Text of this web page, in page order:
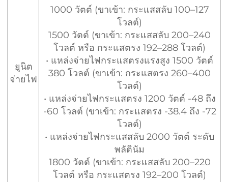
ยูนิต
จ่ายไฟ
1000 วัตต์ (ขาเข้า: กระแสสลับ 100–127
โวลต์)
1500 วัตต์ (ขาเข้า: กระแสสลับ 200–240
โวลต์ หรือ กระแสตรง 192–288 โวลต์)
• แหล่งจ่ายไฟกระแสตรงแรงสูง 1500 วัตต์
380 โวลต์ (ขาเข้า: กระแสตรง 260–400
โวลต์)
• แหล่งจ่ายไฟกระแสตรง 1200 วัตต์ -48 ถึง
-60 โวลต์ (ขาเข้า: กระแสตรง -38.4 ถึง -72
โวลต์)
• แหล่งจ่ายไฟกระแสสลับ 2000 วัตต์ ระดับ
พลัตินัม
1800 วัตต์ (ขาเข้า: กระแสสลับ 200–220
โวลต์ หรือ กระแสตรง 192–200 โวลต์)